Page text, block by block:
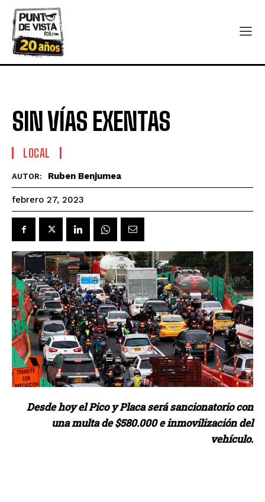
SIN VÍAS EXENTAS
LOCAL
AUTOR: Ruben Benjumea
febrero 27, 2023
Desde hoy el Pico y Placa será sancionatorio con
una multa de $580.000 e inmovilización del
vehículo.